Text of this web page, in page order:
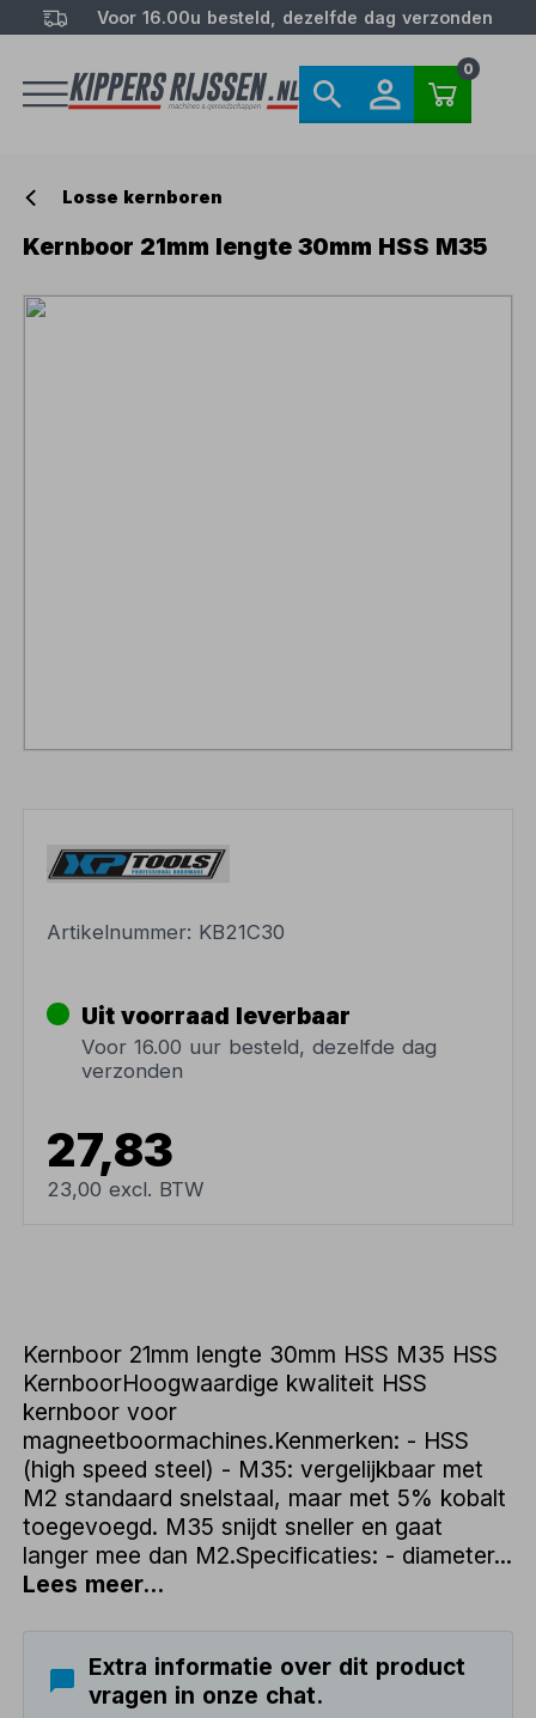
Voor 16.00u besteld, dezelfde dag verzonden
0
Losse kernboren
Kernboor 21mm lengte 30mm HSS M35
Artikelnummer: KB21C30
Uit voorraad leverbaar
Voor 16.00 uur besteld, dezelfde dag
verzonden
27,83
23,00 excl. BTW
Kernboor 21mm lengte 30mm HSS M35 HSS
KernboorHoogwaardige kwaliteit HSS
kernboor voor
magneetboormachines.Kenmerken: - HSS
(high speed steel) - M35: vergelijkbaar met
M2 standaard snelstaal, maar met 5% kobalt
toegevoegd. M35 snijdt sneller en gaat
langer mee dan M2.Specificaties: - diameter...
Lees meer...
Extra informatie over dit product
vragen in onze chat.